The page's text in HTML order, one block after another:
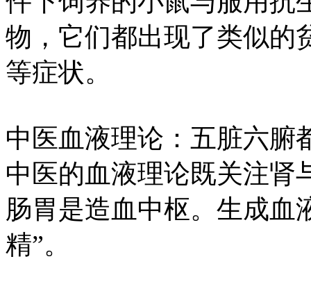
物，它们都出现了类似的
等症状。
中医血液理论：五脏六腑
中医的血液理论既关注肾
肠胃是造血中枢。生成血
精”。